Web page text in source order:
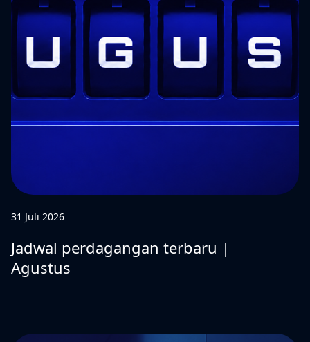
31 Juli 2026
Jadwal perdagangan terbaru |
Agustus